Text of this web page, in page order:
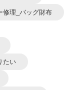
修理_バッグ財布
たい